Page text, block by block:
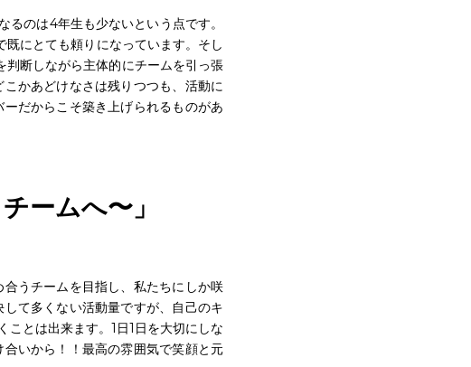
るのは4年生も少ないという点です。
にとても頼りになっています。そし
断しながら主体的にチームを引っ張
かあどけなさは残りつつも、活動に
ームへ〜」
うチームを目指し、私たちにしか咲